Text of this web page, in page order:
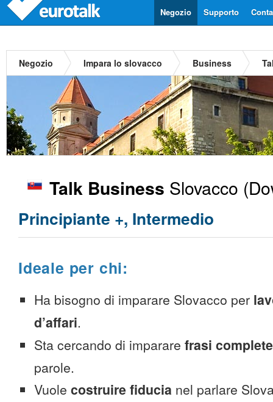
Supporto
Negozio
Negozio Impara lo slovacco Business
Talk Business Slovacco
Principiante +, Intermedio
Ideale per chi:
Ha bisogno di imparare Slovacco per
d’affari.
Sta cercando di imparare frasi complete
parole.
Vuole costruire fiducia nel parlare